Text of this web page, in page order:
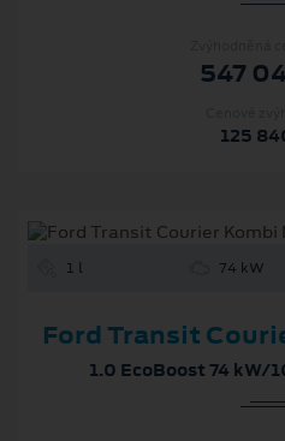
547
125
1 l 74 kW
1.0 EcoBoost 74 kW/